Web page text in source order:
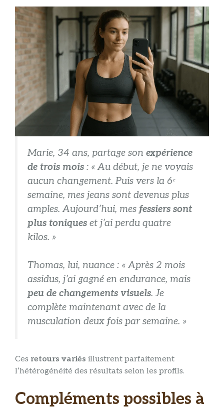
Marie, 34 ans, partage son expérience
de trois mois : « Au début, je ne voyais
aucun changement. Puis vers la 6ᵉ
semaine, mes jeans sont devenus plus
amples. Aujourd’hui, mes fessiers sont
plus toniques et j’ai perdu quatre
kilos. »
Thomas, lui, nuance : « Après 2 mois
assidus, j’ai gagné en endurance, mais
peu de changements visuels. Je
complète maintenant avec de la
musculation deux fois par semaine. »
Ces retours variés illustrent parfaitement
l’hétérogénéité des résultats selon les profils.
Compléments possibles à